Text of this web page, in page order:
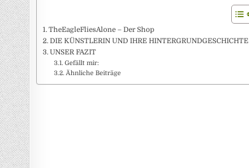
TheEagleFliesAlone – Der Shop
DIE KÜNSTLERIN UND IHRE HINTERGRUNDGESCHICHTE
UNSER FAZIT
Gefällt mir:
Ähnliche Beiträge